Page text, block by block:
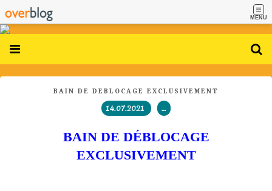
MENU
BAIN DE DÉBLOCAGE EXCLUSIVEMENT
14.07.2021 …
BAIN DE DÉBLOCAGE
EXCLUSIVEMENT